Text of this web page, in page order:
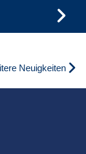
Neuigkeiten